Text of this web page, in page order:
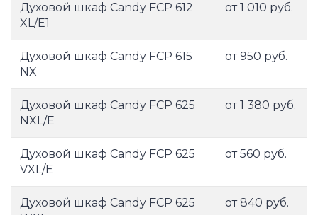
Духовой шкаф Candy FCP 612
XL/E1
от 1 010 руб.
Духовой шкаф Candy FCP 615
NX
от 950 руб.
Духовой шкаф Candy FCP 625
NXL/E
от 1 380 руб.
Духовой шкаф Candy FCP 625
VXL/E
от 560 руб.
Духовой шкаф Candy FCP 625
от 840 руб.